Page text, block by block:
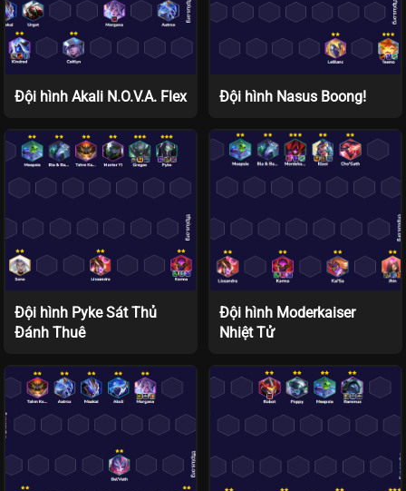
Đội hình Akali N.O.V.A. Flex Đội hình Nasus Boong!
Đội hình Pyke Sát Thủ
Đánh Thuê
Đội hình Moderkaiser
Nhiệt Tử